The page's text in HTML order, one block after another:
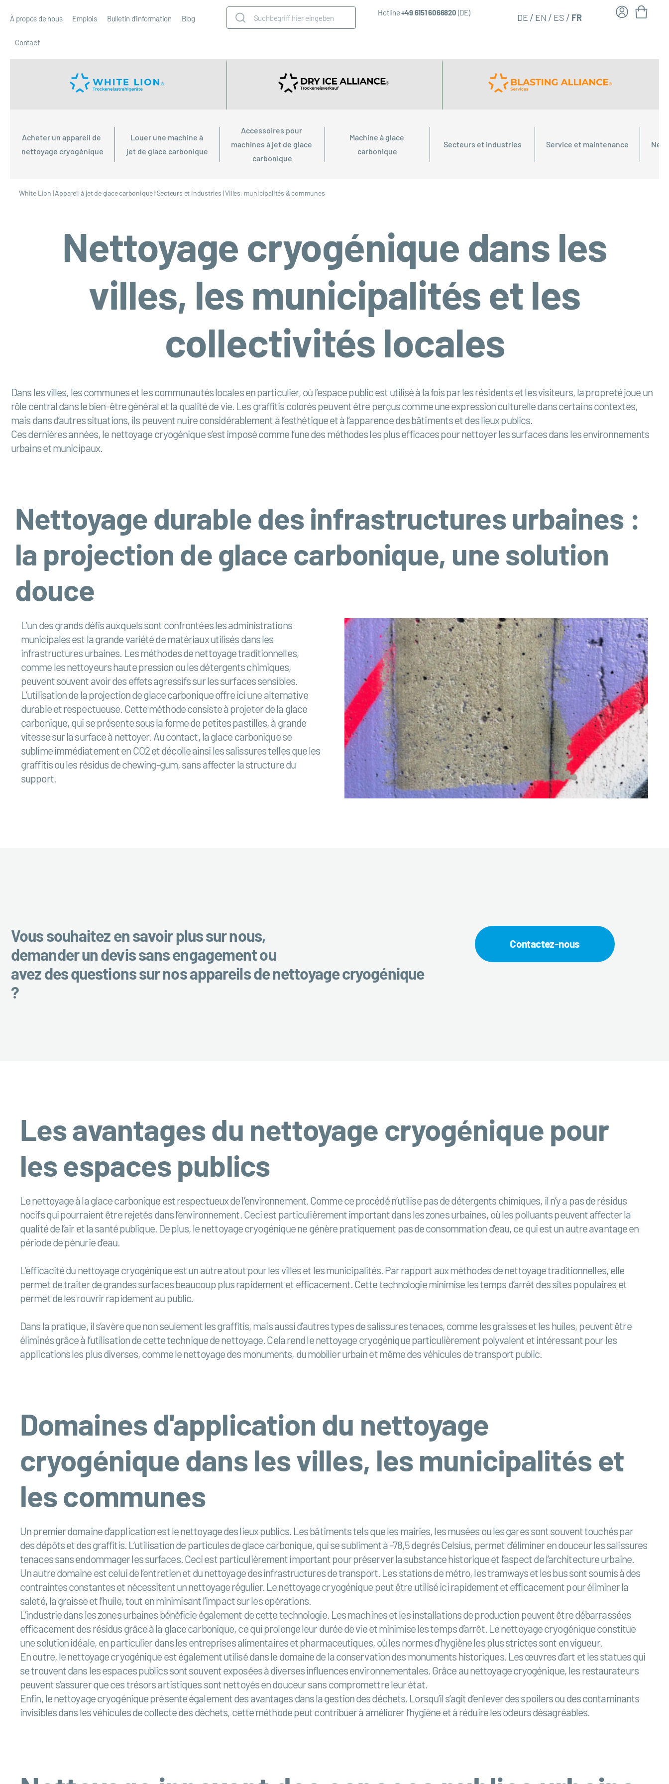
À propos de nous Emplois Bulletin d’information Blog
Contact
Hotline+49 6151 6066820 (DE) DE EN ES FR
Acheter un appareil de
nettoyage cryogénique
Louer une machine à
jet de glace carbonique
Accessoires pour
machines à jet de glace
carbonique
Machine à glace
carbonique
Secteurs et industries Service et maintenance
White Lion |Appareil à jet de glace carbonique|Secteurs et industries |Villes, municipalités & communes
Nettoyage cryogénique dans les
villes, les municipalités et les
collectivités locales
Dans les villes, les communes et les communautés locales en particulier, où l’espace public est utilisé à la fois par les résidents et les visiteurs, la propreté joue un
rôle central dans le bien-être général et la qualité de vie. Les graffitis colorés peuvent être perçus comme une expression culturelle dans certains contextes,
mais dans d’autres situations, ils peuvent nuire considérablement à l’esthétique et à l’apparence des bâtiments et des lieux publics.
Ces dernières années, le nettoyage cryogénique s’est imposé comme l’une des méthodes les plus efficaces pour nettoyer les surfaces dans les environnements
urbains et municipaux.
Nettoyage durable des infrastructures urbaines :
la projection de glace carbonique, une solution
douce
L’un des grands défis auxquels sont confrontées les administrations
municipales est la grande variété de matériaux utilisés dans les
infrastructures urbaines. Les méthodes de nettoyage traditionnelles,
comme les nettoyeurs haute pression ou les détergents chimiques,
peuvent souvent avoir des effets agressifs sur les surfaces sensibles.
L’utilisation de la projection de glace carbonique offre ici une alternative
durable et respectueuse. Cette méthode consiste à projeter de la glace
carbonique, qui se présente sous la forme de petites pastilles, à grande
vitesse sur la surface à nettoyer. Au contact, la glace carbonique se
sublime immédiatement en CO2 et décolle ainsi les salissures telles que les
graffitis ou les résidus de chewing-gum, sans affecter la structure du
support.
Vous souhaitez en savoir plus sur nous,
demander un devis sans engagement ou
avez des questions sur nos appareils de nettoyage cryogénique
?
Contactez-nous
Les avantages du nettoyage cryogénique pour
les espaces publics
Le nettoyage à la glace carbonique est respectueux de l’environnement. Comme ce procédé n’utilise pas de détergents chimiques, il n’y a pas de résidus
nocifs qui pourraient être rejetés dans l’environnement. Ceci est particulièrement important dans les zones urbaines, où les polluants peuvent affecter la
qualité de l’air et la santé publique. De plus, le nettoyage cryogénique ne génère pratiquement pas de consommation d’eau, ce qui est un autre avantage en
période de pénurie d’eau.
L’efficacité du nettoyage cryogénique est un autre atout pour les villes et les municipalités. Par rapport aux méthodes de nettoyage traditionnelles, elle
permet de traiter de grandes surfaces beaucoup plus rapidement et efficacement. Cette technologie minimise les temps d’arrêt des sites populaires et
permet de les rouvrir rapidement au public.
Dans la pratique, il s’avère que non seulement les graffitis, mais aussi d’autres types de salissures tenaces, comme les graisses et les huiles, peuvent être
éliminés grâce à l’utilisation de cette technique de nettoyage. Cela rend le nettoyage cryogénique particulièrement polyvalent et intéressant pour les
applications les plus diverses, comme le nettoyage des monuments, du mobilier urbain et même des véhicules de transport public.
Domaines d'application du nettoyage
cryogénique dans les villes, les municipalités et
les communes
Un premier domaine d’application est le nettoyage des lieux publics. Les bâtiments tels que les mairies, les musées ou les gares sont souvent touchés par
des dépôts et des graffitis. L’utilisation de particules de glace carbonique, qui se subliment à -78,5 degrés Celsius, permet d’éliminer en douceur les salissures
tenaces sans endommager les surfaces. Ceci est particulièrement important pour préserver la substance historique et l’aspect de l’architecture urbaine.
Un autre domaine est celui de l’entretien et du nettoyage des infrastructures de transport. Les stations de métro, les tramways et les bus sont soumis à des
contraintes constantes et nécessitent un nettoyage régulier. Le nettoyage cryogénique peut être utilisé ici rapidement et efficacement pour éliminer la
saleté, la graisse et l’huile, tout en minimisant l’impact sur les opérations.
L’industrie dans les zones urbaines bénéficie également de cette technologie. Les machines et les installations de production peuvent être débarrassées
efficacement des résidus grâce à la glace carbonique, ce qui prolonge leur durée de vie et minimise les temps d’arrêt. Le nettoyage cryogénique constitue
une solution idéale, en particulier dans les entreprises alimentaires et pharmaceutiques, où les normes d’hygiène les plus strictes sont en vigueur.
En outre, le nettoyage cryogénique est également utilisé dans le domaine de la conservation des monuments historiques. Les œuvres d’art et les statues qui
se trouvent dans les espaces publics sont souvent exposées à diverses influences environnementales. Grâce au nettoyage cryogénique, les restaurateurs
peuvent s’assurer que ces trésors artistiques sont nettoyés en douceur sans compromettre leur état.
Enfin, le nettoyage cryogénique présente également des avantages dans la gestion des déchets. Lorsqu’il s’agit d’enlever des spoilers ou des contaminants
invisibles dans les véhicules de collecte des déchets, cette méthode peut contribuer à améliorer l’hygiène et à réduire les odeurs désagréables.